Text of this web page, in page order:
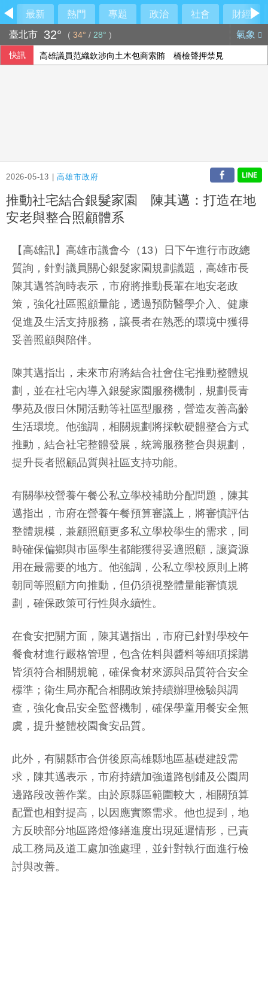
最新 熱門 專題 政治 社會
財經
臺北市
32° ( 34° / 28° ) 氣象
快訊 高雄議員范織欽涉向土木包商索賄 橋檢聲押禁見
2026-05-13 |高雄市政府
推動社宅結合銀髮家園 陳其邁：打造在地
安老與整合照顧體系
【高雄訊】高雄市議會今（13）日下午進行市政總
質詢，針對議員關心銀髮家園規劃議題，高雄市長
陳其邁答詢時表示，市府將推動長輩在地安老政
策，強化社區照顧量能，透過預防醫學介入、健康
促進及生活支持服務，讓長者在熟悉的環境中獲得
妥善照顧與陪伴。
陳其邁指出，未來市府將結合社會住宅推動整體規
劃，並在社宅內導入銀髮家園服務機制，規劃長青
學苑及假日休閒活動等社區型服務，營造友善高齡
生活環境。他強調，相關規劃將採軟硬體整合方式
推動，結合社宅整體發展，統籌服務整合與規劃，
提升長者照顧品質與社區支持功能。
有關學校營養午餐公私立學校補助分配問題，陳其
邁指出，市府在營養午餐預算審議上，將審慎評估
整體規模，兼顧照顧更多私立學校學生的需求，同
時確保偏鄉與市區學生都能獲得妥適照顧，讓資源
用在最需要的地方。他強調，公私立學校原則上將
朝同等照顧方向推動，但仍須視整體量能審慎規
劃，確保政策可行性與永續性。
在食安把關方面，陳其邁指出，市府已針對學校午
餐食材進行嚴格管理，包含佐料與醬料等細項採購
皆須符合相關規範，確保食材來源與品質符合安全
標準；衛生局亦配合相關政策持續辦理檢驗與調
查，強化食品安全監督機制，確保學童用餐安全無
虞，提升整體校園食安品質。
此外，有關縣市合併後原高雄縣地區基礎建設需
求，陳其邁表示，市府持續加強道路刨鋪及公園周
邊路段改善作業。由於原縣區範圍較大，相關預算
配置也相對提高，以因應實際需求。他也提到，地
方反映部分地區路燈修繕進度出現延遲情形，已責
成工務局及道工處加強處理，並針對執行面進行檢
討與改善。